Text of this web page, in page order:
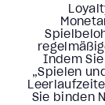
Indem
„Spielen
Sie binden